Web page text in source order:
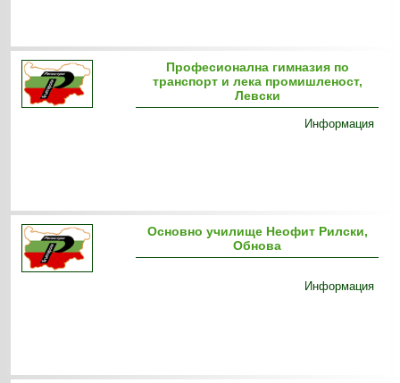
Професионална гимназия по
транспорт и лека промишленост,
Левски
Информация
Основно училище Неофит Рилски,
Обнова
Информация